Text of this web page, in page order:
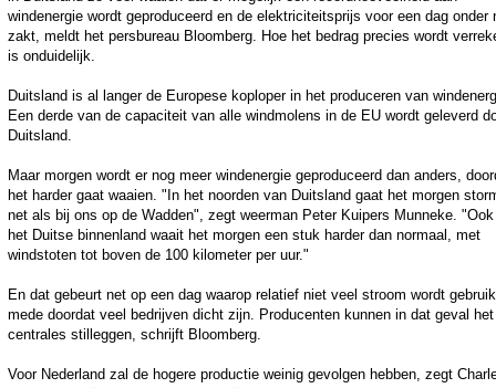
windenergie wordt geproduceerd en de elektriciteitsprijs voor een dag onder
zakt, meldt het persbureau Bloomberg. Hoe het bedrag precies wordt
is onduidelijk.
Duitsland is al langer de Europese koploper in het produceren van
Een derde van de capaciteit van alle windmolens in de EU wordt geleverd
Duitsland.
Maar morgen wordt er nog meer windenergie geproduceerd dan anders,
het harder gaat waaien. "In het noorden van Duitsland gaat het morgen
net als bij ons op de Wadden", zegt weerman Peter Kuipers Munneke.
het Duitse binnenland waait het morgen een stuk harder dan normaal, met
windstoten tot boven de 100 kilometer per uur."
En dat gebeurt net op een dag waarop relatief niet veel stroom wordt
mede doordat veel bedrijven dicht zijn. Producenten kunnen in dat geval
centrales stilleggen, schrijft Bloomberg.
Voor Nederland zal de hogere productie weinig gevolgen hebben, zegt